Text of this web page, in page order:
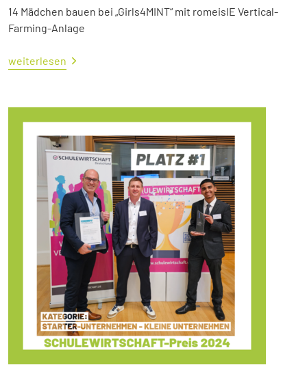
14 Mädchen bauen bei „Girls4MINT“ mit romeisIE Vertical-
Farming-Anlage
weiterlesen